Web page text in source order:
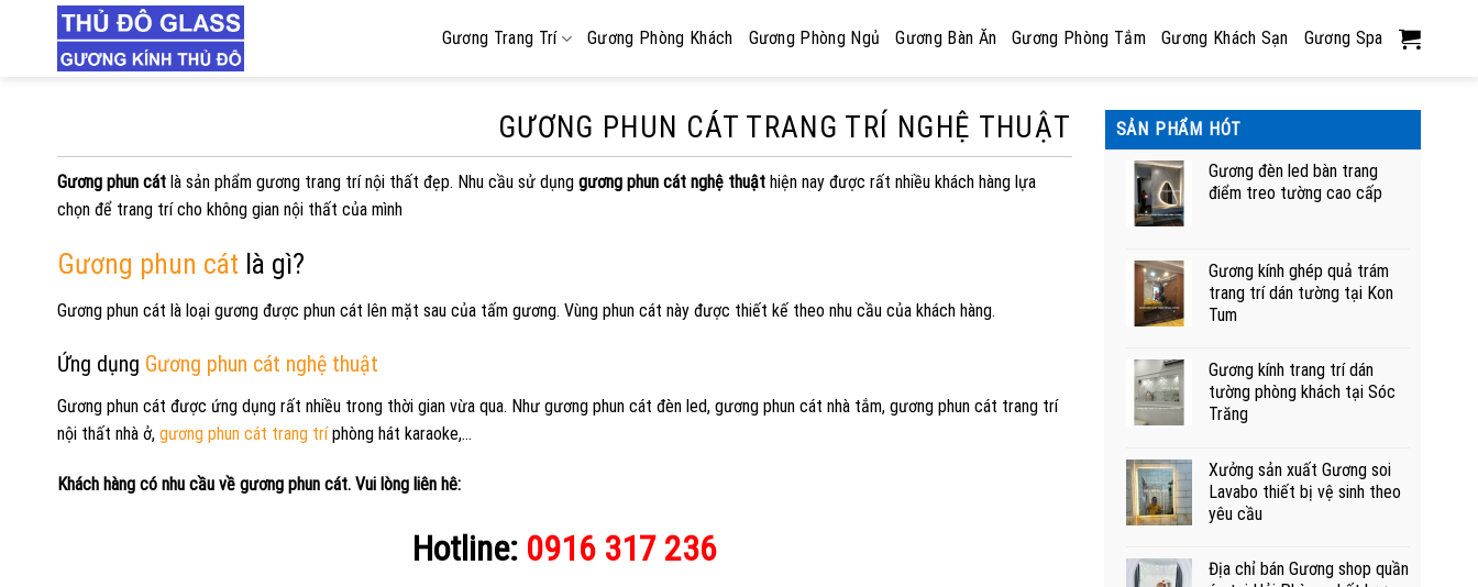
Gương Trang Trí Gương Phòng Khách Gương Phòng Ngủ Gương Bàn Ăn Gương Phòng Tắm Gương Khách Sạn Gương Spa
GƯƠNG PHUN CÁT TRANG TRÍ NGHỆ THUẬT
Gương phun cát là sản phẩm gương trang trí nội thất đẹp. Nhu cầu sử dụng gương phun cát nghệ thuật hiện nay được rất nhiều khách hàng lựa
chọn để trang trí cho không gian nội thất của mình
Gương phun cát là gì?
Gương phun cát là loại gương được phun cát lên mặt sau của tấm gương. Vùng phun cát này được thiết kế theo nhu cầu của khách hàng.
Ứng dụng Gương phun cát nghệ thuật
Gương phun cát được ứng dụng rất nhiều trong thời gian vừa qua. Như gương phun cát đèn led, gương phun cát nhà tắm, gương phun cát trang trí
nội thất nhà ở, gương phun cát trang tríphòng hát karaoke,…
Khách hàng có nhu cầu về gương phun cát. Vui lòng liên hê:
Hotline: 0916 317 236
SẢN PHẨM HÓT
Gương đèn led bàn trang
điểm treo tường cao cấp
Gương kính ghép quả trám
trang trí dán tường tại Kon
Tum
Gương kính trang trí dán
tường phòng khách tại Sóc
Trăng
Xưởng sản xuất Gương soi
Lavabo thiết bị vệ sinh theo
yêu cầu
Địa chỉ bán Gương shop quần